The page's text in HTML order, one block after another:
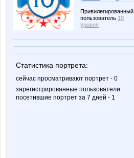
Привилегированный
пользователь 10
уровня
Статистика портрета:
сейчас просматривают портрет - 0
зарегистрированные пользователи
посетившие портрет за 7 дней - 1